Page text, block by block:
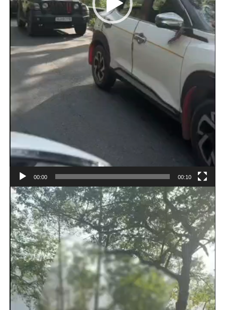
00:00 00:10
Video
Player